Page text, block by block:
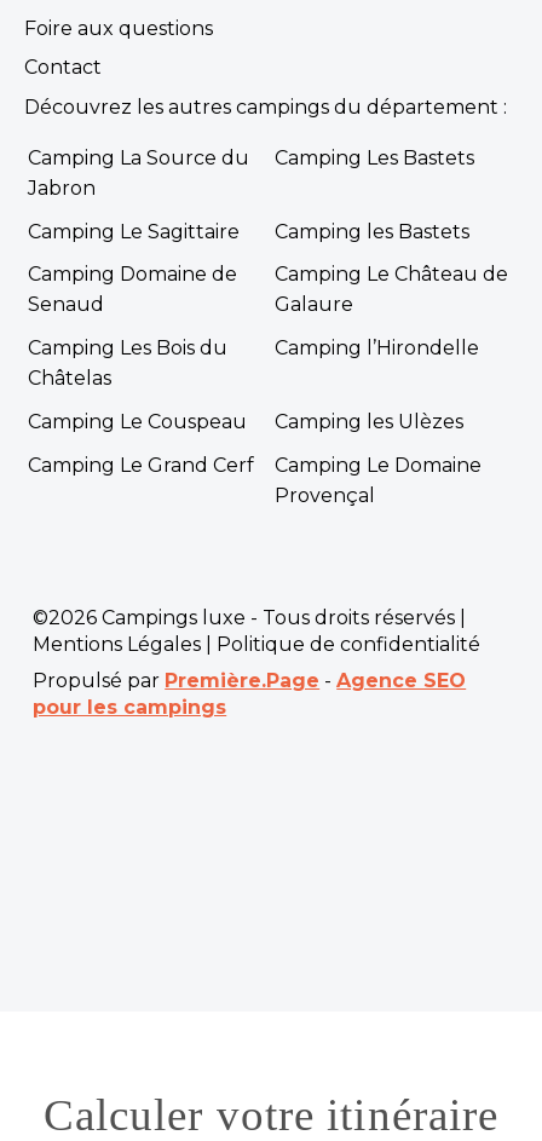
Foire aux questions
Contact
Découvrez les autres campings du département :
Camping La Source du
Jabron
Camping Les Bastets
Camping Le Sagittaire
Camping les Bastets
Camping Domaine de
Senaud
Camping Le Château de
Galaure
Camping Les Bois du
Châtelas
Camping l’Hirondelle
Camping Le Couspeau
Camping les Ulèzes
Camping Le Grand Cerf
Camping Le Domaine
Provençal
©2026 Campings luxe - Tous droits réservés |
Mentions Légales
Politique de confidentialité
Propulsé par Première.Page -Agence SEO
pour les campings
Calculer votre itinéraire